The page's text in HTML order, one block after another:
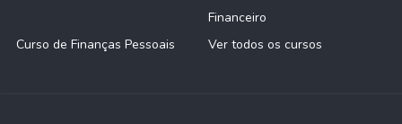
Financeiro
Curso de Finanças Pessoais
Ver todos os cursos